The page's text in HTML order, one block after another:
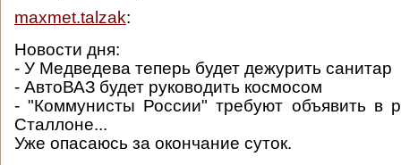
maxmet.talzak:
Новости дня:
- У Медведева теперь будет дежурить санитар
- АвтоВАЗ будет руководить космосом
- "Коммунисты России" требуют объявить в
Сталлоне...
Уже опасаюсь за окончание суток.